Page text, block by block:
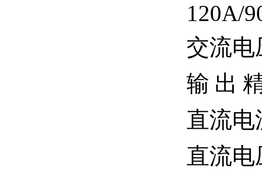
120A/
交流电
输 出
直流电
直流电